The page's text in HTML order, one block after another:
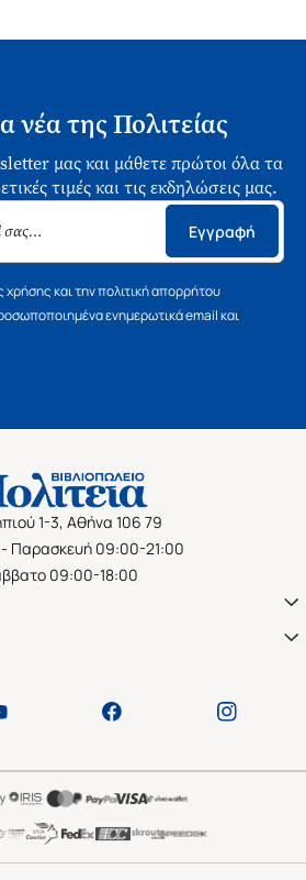
νέα της Πολιτείας
μας και μάθετε πρώτοι όλα τα
τιμές και τις εκδηλώσεις μας.
Εγγραφή
και την πολιτική απορρήτου
ενημερωτικά email και
1-3, Αθήνα 106 79
Παρασκευή 09:00-21:00
09:00-18:00